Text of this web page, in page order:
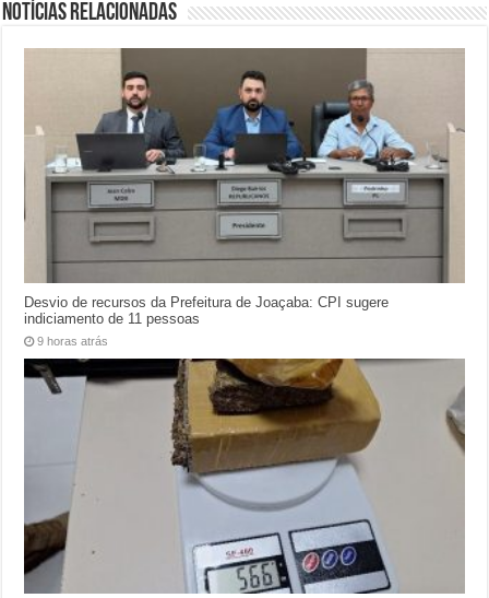
Notícias relacionadas
Desvio de recursos da Prefeitura de Joaçaba: CPI sugere
indiciamento de 11 pessoas
9 horas atrás